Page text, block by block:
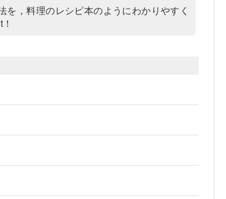
，料理のレシピ本のようにわかりやすく